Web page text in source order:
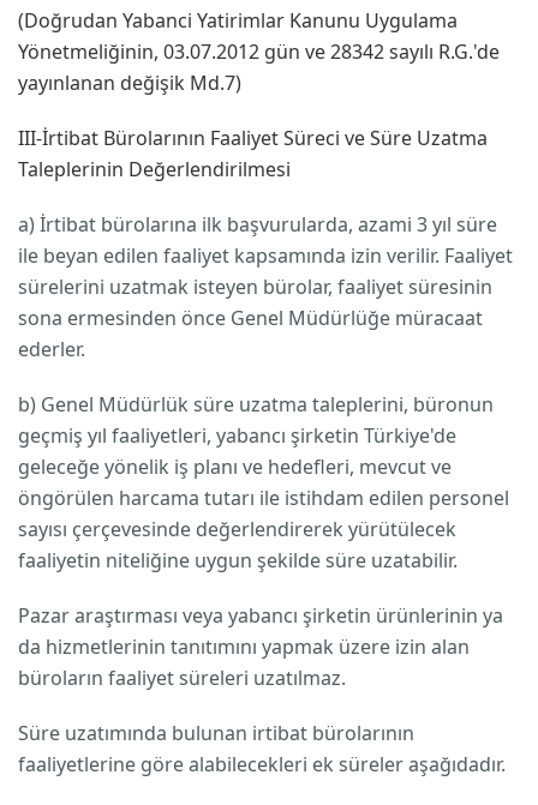
(Doğrudan Yabanci Yatirimlar Kanunu Uygulama
Yönetmeliğinin, 03.07.2012 gün ve 28342 sayılı R.G.'de
yayınlanan değişik Md.7)
III-İrtibat Bürolarının Faaliyet Süreci ve Süre Uzatma
Taleplerinin Değerlendirilmesi
a) İrtibat bürolarına ilk başvurularda, azami 3 yıl süre
ile beyan edilen faaliyet kapsamında izin verilir. Faaliyet
sürelerini uzatmak isteyen bürolar, faaliyet süresinin
sona ermesinden önce Genel Müdürlüğe müracaat
ederler.
b) Genel Müdürlük süre uzatma taleplerini, büronun
geçmiş yıl faaliyetleri, yabancı şirketin Türkiye'de
geleceğe yönelik iş planı ve hedefleri, mevcut ve
öngörülen harcama tutarı ile istihdam edilen personel
sayısı çerçevesinde değerlendirerek yürütülecek
faaliyetin niteliğine uygun şekilde süre uzatabilir.
Pazar araştırması veya yabancı şirketin ürünlerinin ya
da hizmetlerinin tanıtımını yapmak üzere izin alan
büroların faaliyet süreleri uzatılmaz.
Süre uzatımında bulunan irtibat bürolarının
faaliyetlerine göre alabilecekleri ek süreler aşağıdadır.